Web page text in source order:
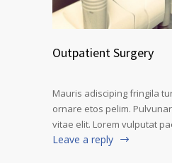
Outpatient Surgery
Mauris adisciping fringila
ornare etos pelim.
vitae elit. Lorem vulputat
Leave a reply